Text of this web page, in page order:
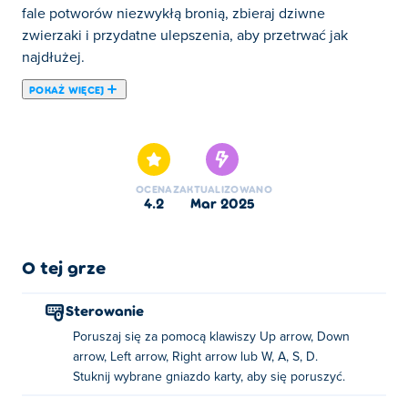
fale potworów niezwykłą bronią, zbieraj dziwne
zwierzaki i przydatne ulepszenia, aby przetrwać jak
najdłużej.
POKAŻ WIĘCEJ
tej grze akcji możesz jednocześnie latać i strzelać z
broni. Możesz grać jako utalentowana świnia, pies,
wampir lub elf. Zacznij od pomocnika pingwina lub
grę!
Jak grać w Cave Blast?
Przesuń swoją kartę wieprza w stronę karty, z którą
chcesz wejść w interakcję.
OCENA
4.2
ZAKTUALIZOWANO
mar 2025
O tej grze
Sterowanie
Poruszaj się za pomocą klawiszy Up arrow, Down
arrow, Left arrow, Right arrow lub W, A, S, D.
Stuknij wybrane gniazdo karty, aby się poruszyć.